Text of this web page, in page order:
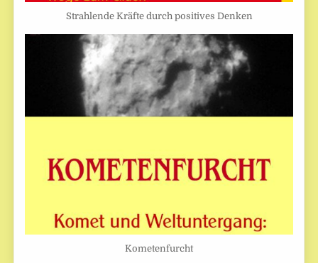
Strahlende Kräfte durch positives Denken
Kometenfurcht